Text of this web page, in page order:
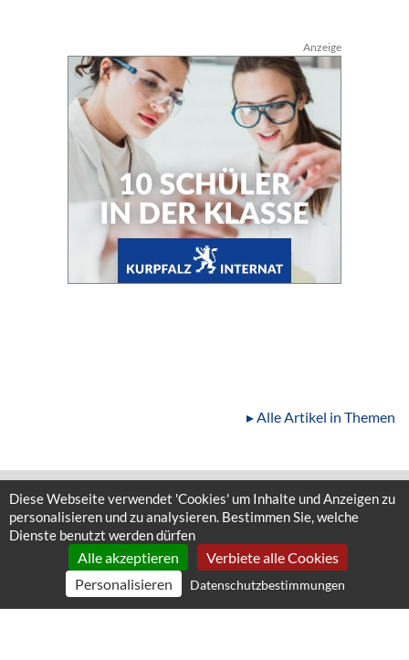
Anzeige
▸ Alle Artikel in Themen
Diese Webseite verwendet 'Cookies' um Inhalte und Anzeigen zu
personalisieren und zu analysieren. Bestimmen Sie, welche
Dienste benutzt werden dürfen
Alle akzeptieren
Verbiete alle Cookies
Personalisieren
Datenschutzbestimmungen